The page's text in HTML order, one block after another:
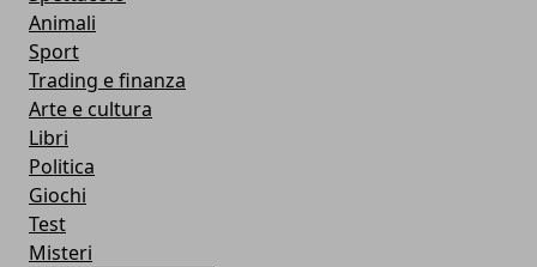
Animali
Sport
Trading e finanza
Arte e cultura
Libri
Politica
Giochi
Test
Misteri